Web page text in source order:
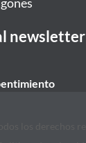
newsletter